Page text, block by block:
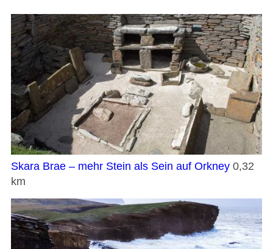
Skara Brae – mehr Stein als Sein auf Orkney 0,32
km